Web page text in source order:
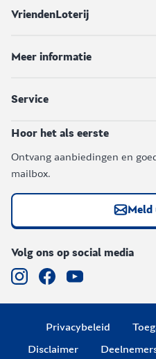
VriendenLoterij
Meer informatie
Service
Hoor het als eerste
Ontvang aanbiedingen en
mailbox.
Meld
Volg ons op social media
Privacybeleid
Disclaimer